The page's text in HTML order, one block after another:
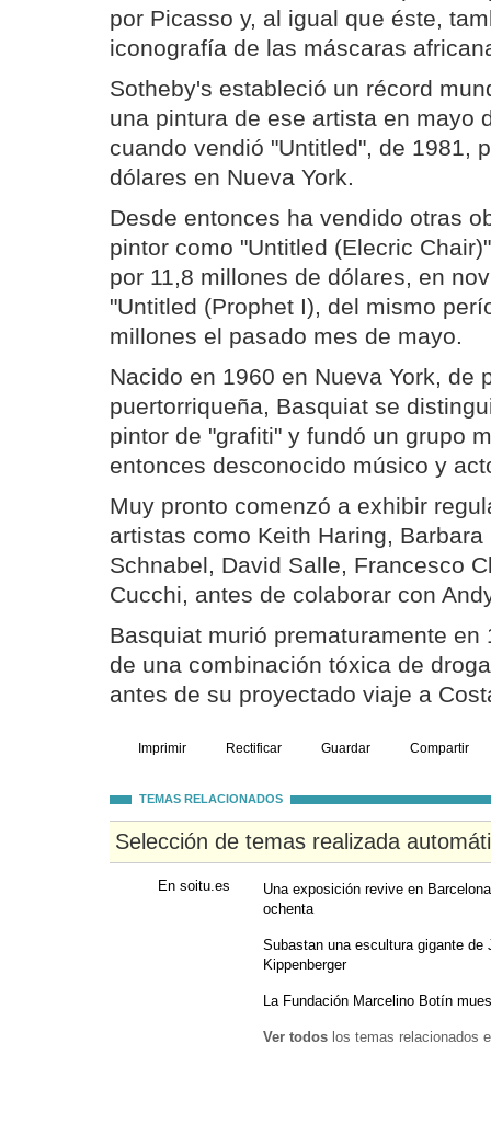
por Picasso y, al igual que éste,
iconografía de las máscaras
Sotheby's estableció un récord
una pintura de ese artista en mayo
cuando vendió "Untitled", de 1981,
dólares en Nueva York.
Desde entonces ha vendido otras
pintor como "Untitled (Elecric
por 11,8 millones de dólares, en
"Untitled (Prophet I), del mismo
millones el pasado mes de mayo.
Nacido en 1960 en Nueva York, de
puertorriqueña, Basquiat se
pintor de "grafiti" y fundó un grupo
entonces desconocido músico y
Muy pronto comenzó a exhibir
artistas como Keith Haring, Barbara
Schnabel, David Salle, Francesco
Cucchi, antes de colaborar con
Basquiat murió prematuramente
de una combinación tóxica de
antes de su proyectado viaje a
Imprimir Rectificar Guardar Compartir
TEMAS RELACIONADOS
Selección de temas realizada
En soitu.es
Una exposición revive en
ochenta
Subastan una escultura gigante
Kippenberger
La Fundación Marcelino Botín
Ver todos los temas relacionados